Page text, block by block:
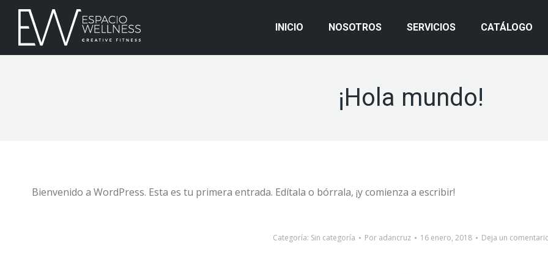
INICIO NOSOTROS SERVICIOS CATÁLOGO
¡Hola mundo!
Bienvenido a WordPress. Esta es tu primera entrada. Edítala o bórrala, ¡y comienza a escribir!
Categoría: Sin categoría Por adancruz 16 enero, 2018 Deja un